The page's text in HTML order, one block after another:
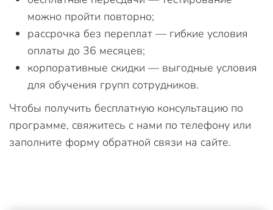
можно пройти повторно;
рассрочка без переплат — гибкие условия
оплаты до 36 месяцев;
корпоративные скидки — выгодные условия
для обучения групп сотрудников.
Чтобы получить бесплатную консультацию по
программе, свяжитесь с нами по телефону или
заполните форму обратной связи на сайте.